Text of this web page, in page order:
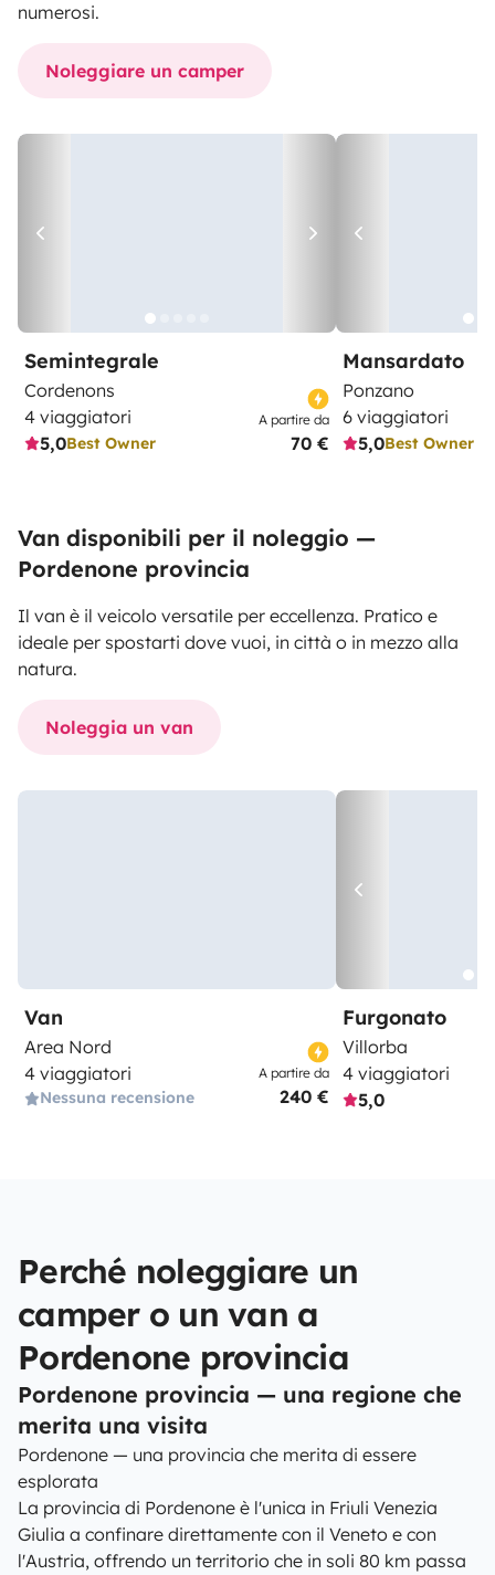
numerosi.
Noleggiare un camper
Semintegrale
Cordenons
4 viaggiatori
5,0Best Owner
A partire da
70 €
Mansardato
Ponzano
6 viaggiatori
5,0Best Owner
Van disponibili per il noleggio —
Pordenone provincia
Il van è il veicolo versatile per eccellenza. Pratico e
ideale per spostarti dove vuoi, in città o in mezzo alla
natura.
Noleggia un van
Van
Area Nord
4 viaggiatori
Nessuna recensione
A partire da
240 €
Furgonato
Villorba
4 viaggiatori
5,0
Perché noleggiare un
camper o un van a
Pordenone provincia
Pordenone provincia — una regione che
merita una visita
Pordenone — una provincia che merita di essere
esplorata
La provincia di Pordenone è l'unica in Friuli Venezia
Giulia a confinare direttamente con il Veneto e con
l'Austria, offrendo un territorio che in soli 80 km passa